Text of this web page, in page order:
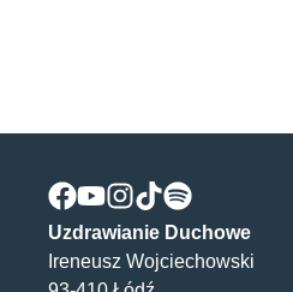
Uzdrawianie Duchowe
Ireneusz Wojciechowski